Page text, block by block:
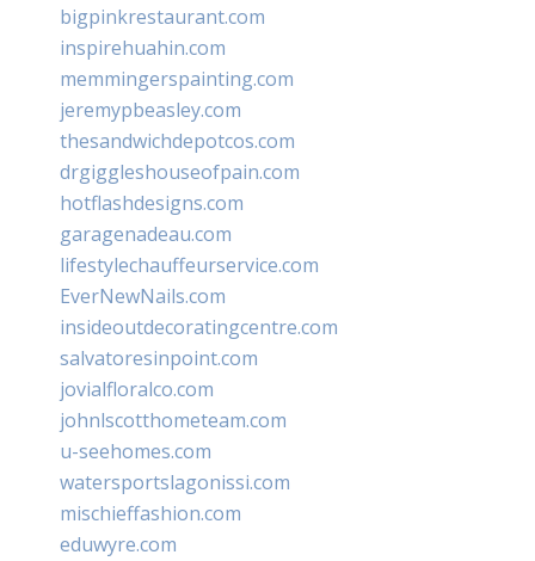
bigpinkrestaurant.com
inspirehuahin.com
memmingerspainting.com
jeremypbeasley.com
thesandwichdepotcos.com
drgiggleshouseofpain.com
hotflashdesigns.com
garagenadeau.com
lifestylechauffeurservice.com
EverNewNails.com
insideoutdecoratingcentre.com
salvatoresinpoint.com
jovialfloralco.com
johnlscotthometeam.com
u-seehomes.com
watersportslagonissi.com
mischieffashion.com
eduwyre.com